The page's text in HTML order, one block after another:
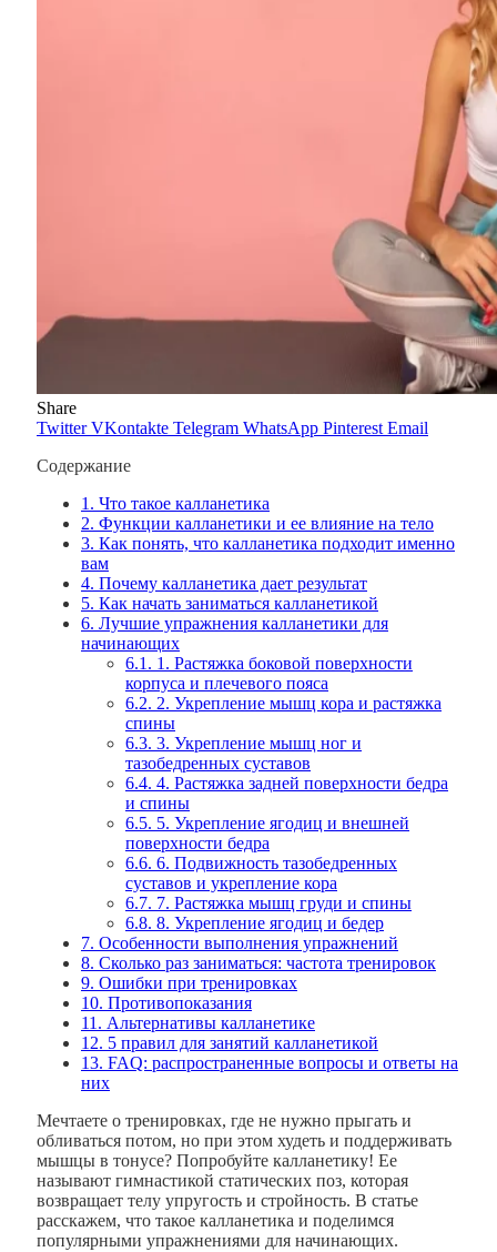
Share
Twitter VKontakte Telegram WhatsApp Pinterest Email
Содержание
1. Что такое калланетика
2. Функции калланетики и ее влияние на тело
3. Как понять, что калланетика подходит именно
вам
4. Почему калланетика дает результат
5. Как начать заниматься калланетикой
6. Лучшие упражнения калланетики для
начинающих
6.1. 1. Растяжка боковой поверхности
корпуса и плечевого пояса
6.2. 2. Укрепление мышц кора и растяжка
спины
6.3. 3. Укрепление мышц ног и
тазобедренных суставов
6.4. 4. Растяжка задней поверхности бедра
и спины
6.5. 5. Укрепление ягодиц и внешней
поверхности бедра
6.6. 6. Подвижность тазобедренных
суставов и укрепление кора
6.7. 7. Растяжка мышц груди и спины
6.8. 8. Укрепление ягодиц и бедер
7. Особенности выполнения упражнений
8. Сколько раз заниматься: частота тренировок
9. Ошибки при тренировках
10. Противопоказания
11. Альтернативы калланетике
12. 5 правил для занятий калланетикой
13. FAQ: распространенные вопросы и ответы на
них
Мечтаете о тренировках, где не нужно прыгать и
обливаться потом, но при этом худеть и поддерживать
мышцы в тонусе? Попробуйте калланетику! Ее
называют гимнастикой статических поз, которая
возвращает телу упругость и стройность. В статье
расскажем, что такое калланетика и поделимся
популярными упражнениями для начинающих.